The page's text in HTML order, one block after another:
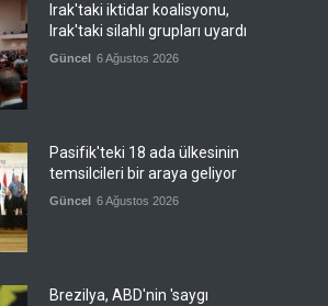
Irak'taki iktidar koalisyonu,
Irak'taki silahlı grupları uyardı
Güncel 6 Ağustos 2026
Pasifik'teki 18 ada ülkesinin
temsilcileri bir araya geliyor
Güncel 6 Ağustos 2026
Brezilya, ABD'nin 'saygı